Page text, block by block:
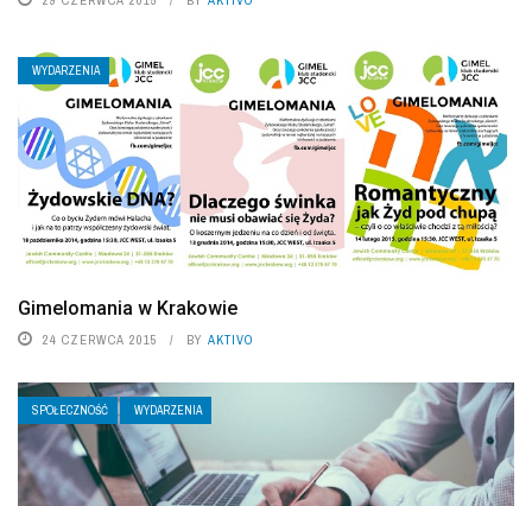
WYDARZENIA
Gimelomania w Krakowie
24 CZERWCA 2015 BY AKTIVO
SPOŁECZNOŚĆ WYDARZENIA